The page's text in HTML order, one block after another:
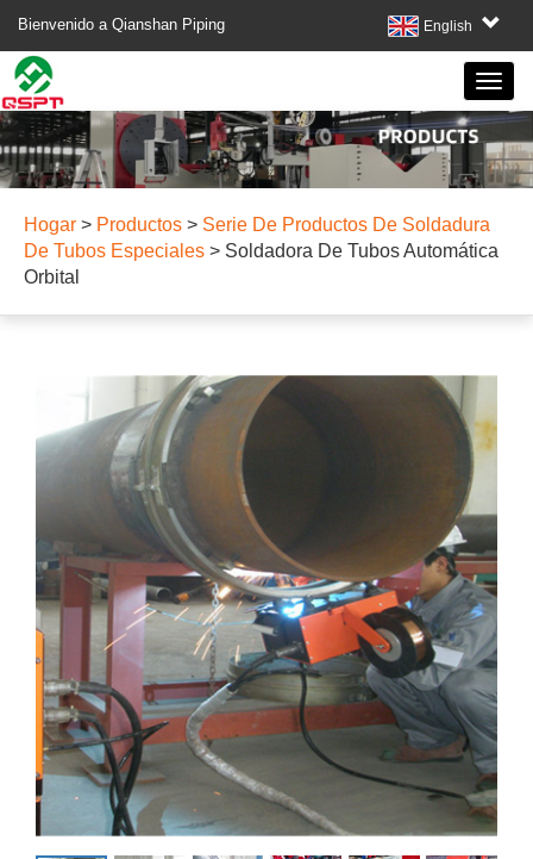
Bienvenido a Qianshan Piping English
Hogar > Productos > Serie De Productos De Soldadura
De Tubos Especiales > Soldadora De Tubos Automática
Orbital